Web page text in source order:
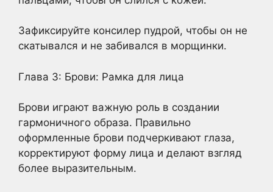
Зафиксируйте консилер пудрой, чтобы он не
скатывался и не забивался в морщинки.
Глава 3: Брови: Рамка для лица
Брови играют важную роль в создании
гармоничного образа. Правильно
оформленные брови подчеркивают глаза,
корректируют форму лица и делают взгляд
более выразительным.